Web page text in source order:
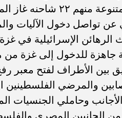
٣٨٠ شاحنات
عن تواصل دخول الآليات
جاهزة للدخول إلى غزة
بين الأطراف لفتح معبر
والمرضي الفلسطينين
وحاملي الجنسيات
الجانبين المصري